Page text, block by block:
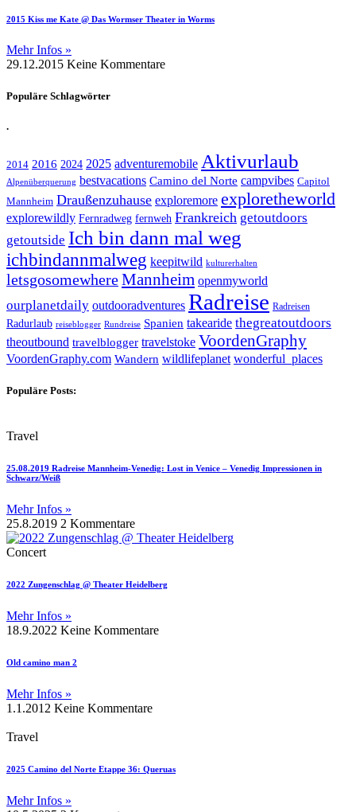
2015 Kiss me Kate @ Das Wormser Theater in Worms
Mehr Infos »
29.12.2015 Keine Kommentare
Populäre Schlagwörter
.
2014 2016 2024 2025 adventuremobile Aktivurlaub
Alpenüberquerung bestvacations Camino del Norte campvibes Capitol
Mannheim Draußenzuhause exploremore exploretheworld
explorewildly Fernradweg fernweh Frankreich getoutdoors
getoutside Ich bin dann mal weg
ichbindannmalweg keepitwild kulturerhalten
letsgosomewhereMannheim openmyworld
ourplanetdaily outdooradventures Radreise Radreisen
Radurlaub reiseblogger Rundreise Spanien takearide thegreatoutdoors
theoutbound travelblogger travelstoke VoordenGraphy
VoordenGraphy.com Wandern wildlifeplanet wonderful_places
Populäre Posts:
Travel
25.08.2019 Radreise Mannheim-Venedig: Lost in Venice – Venedig Impressionen in
Schwarz/Weiß
Mehr Infos »
25.8.2019 2 Kommentare
Concert
2022 Zungenschlag @ Theater Heidelberg
Mehr Infos »
18.9.2022 Keine Kommentare
Old camino man 2
Mehr Infos »
1.1.2012 Keine Kommentare
Travel
2025 Camino del Norte Etappe 36: Queruas
Mehr Infos »